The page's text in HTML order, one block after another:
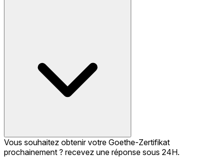
Vous souhaitez obtenir votre Goethe-Zertifikat
prochainement ? recevez une réponse sous 24H.